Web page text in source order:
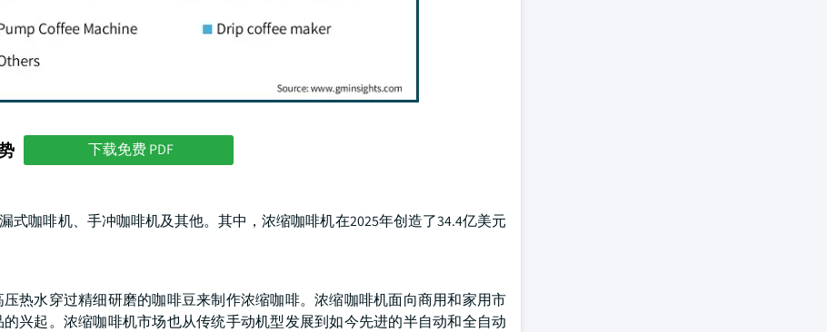
下载免费 PDF
咖啡机、手冲咖啡机及其他。其中，浓缩咖啡机在2025年创造了34.4亿美元
热水穿过精细研磨的咖啡豆来制作浓缩咖啡。浓缩咖啡机面向商用和家用市
兴起。浓缩咖啡机市场也从传统手动机型发展到如今先进的半自动和全自动